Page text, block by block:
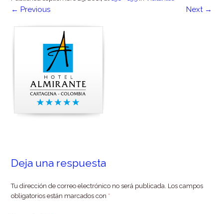
← Previous Next →
Deja una respuesta
Tu dirección de correo electrónico no será publicada. Los campos
obligatorios están marcados con *